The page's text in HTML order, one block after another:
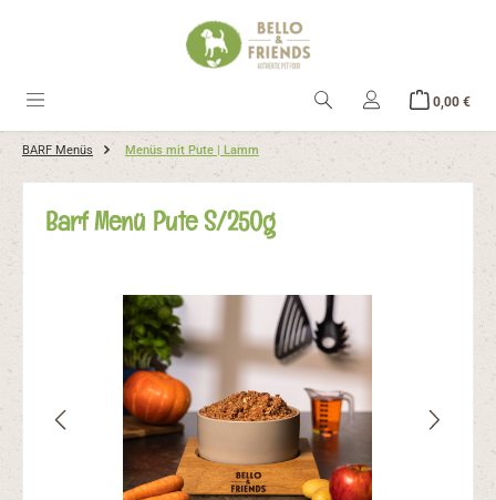
0,00 €
BARF Menüs Menüs mit Pute | Lamm
Barf Menü Pute S/250g
Bildergalerie überspringen